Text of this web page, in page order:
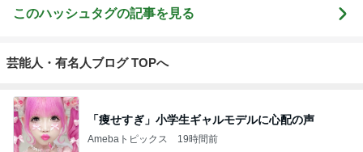
このハッシュタグの記事を見る
芸能人・有名人ブログ TOPへ
「痩せすぎ」小学生ギャルモデルに心配の声
Amebaトピックス 19時間前